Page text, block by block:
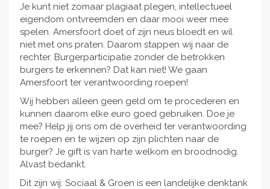
Je kunt niet zomaar plagiaat plegen, intellectueel
eigendom ontvreemden en daar mooi weer mee
spelen. Amersfoort doet of zijn neus bloedt en wil
niet met ons praten. Daarom stappen wij naar de
rechter. Burgerparticipatie zonder de betrokken
burgers te erkennen? Dat kan niet! We gaan
Amersfoort ter verantwoording roepen!
Wij hebben alleen geen geld om te procederen en
kunnen daarom elke euro goed gebruiken. Doe je
mee? Help jij ons om de overheid ter verantwoording
te roepen en te wijzen op zijn plichten naar de
burger? Je gift is van harte welkom en broodnodig.
Alvast bedankt.
Dit zijn wij: Sociaal & Groen is een landelijke denktank